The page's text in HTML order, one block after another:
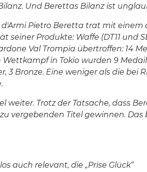
Und Berettas Bilanz ist
Pietro Beretta trat mit
Produkte: Waffe (DT11 und
Val Trompia übertroffen: 14
in Tokio wurden 9
3 Bronze. Eine weniger als die bei
weiter. Trotz der Tatsache, dass
vergebenden Titel gewinnen.
auch relevant, die „Prise Glück“